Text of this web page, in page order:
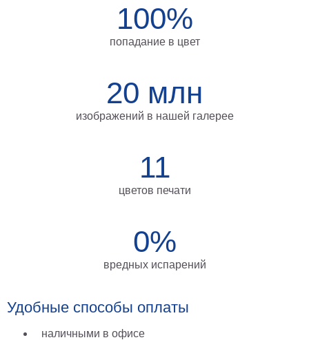
100%
попадание в цвет
20 млн
изображений в нашей галерее
11
цветов печати
0%
вредных испарений
Удобные способы оплаты
наличными в офисе